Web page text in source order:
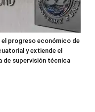
el progreso económico de
y extiende el
de supervisión técnica